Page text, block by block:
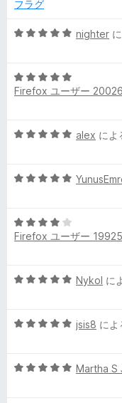
価
の
フラグ
5
中
5
価
nighter
5
段
5
価
Firefox ユーザー
5
中
評
価
alex によ
5
中
5
価
5
段
4
価
Firefox ユーザー
5
中
評
Nykol に
5
中
jsis8 によ
5
Martha S